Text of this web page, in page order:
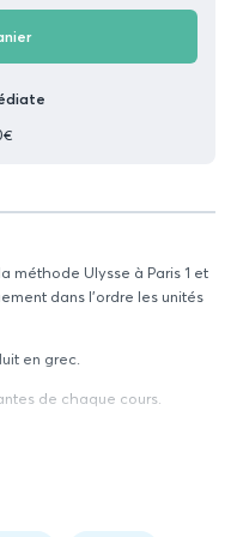
méthode Ulysse à Paris 1 et
dans l’ordre les unités
en grec.
de chaque cours.
et les acquis.